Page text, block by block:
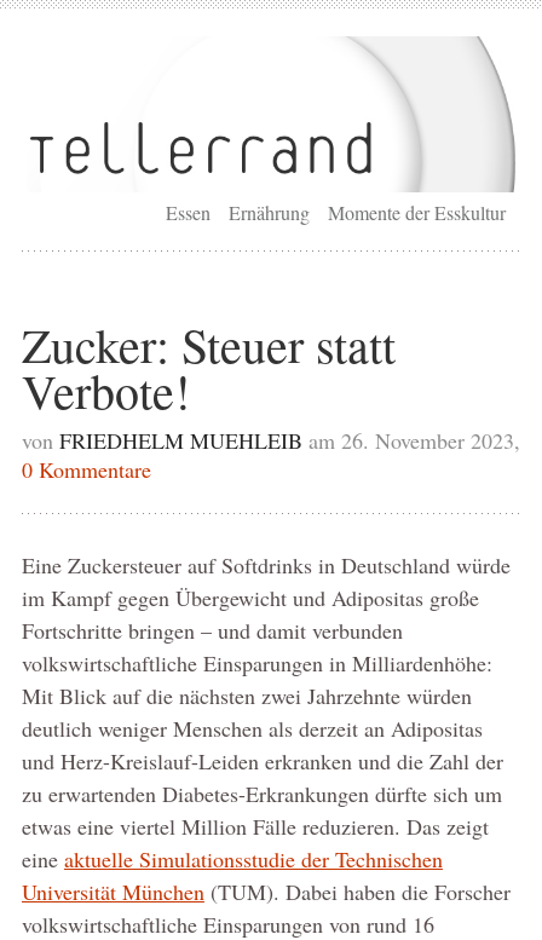
Essen Ernährung Momente der Esskultur
Zucker: Steuer statt
Verbote!
von FRIEDHELM MUEHLEIB am 26. November 2023,
0 Kommentare
Eine Zuckersteuer auf Softdrinks in Deutschland würde
im Kampf gegen Übergewicht und Adipositas große
Fortschritte bringen – und damit verbunden
volkswirtschaftliche Einsparungen in Milliardenhöhe:
Mit Blick auf die nächsten zwei Jahrzehnte würden
deutlich weniger Menschen als derzeit an Adipositas
und Herz-Kreislauf-Leiden erkranken und die Zahl der
zu erwartenden Diabetes-Erkrankungen dürfte sich um
etwas eine viertel Million Fälle reduzieren. Das zeigt
eine aktuelle Simulationsstudie der Technischen
Universität München (TUM). Dabei haben die Forscher
volkswirtschaftliche Einsparungen von rund 16